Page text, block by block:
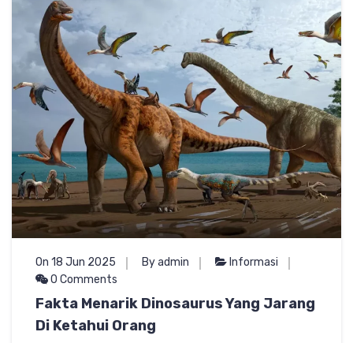
On 18 Jun 2025 By admin
Informasi
0 Comments
Fakta Menarik Dinosaurus Yang Jarang
Di Ketahui Orang